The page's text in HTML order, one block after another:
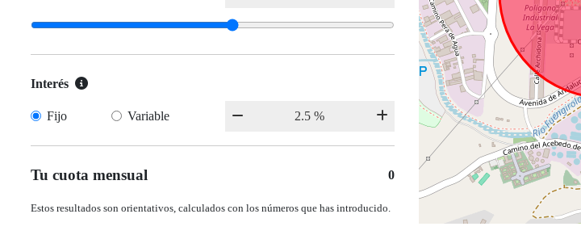
Interés
Fijo Variable
Tu cuota mensual 0
Estos resultados son orientativos, calculados con los números que has introducido.